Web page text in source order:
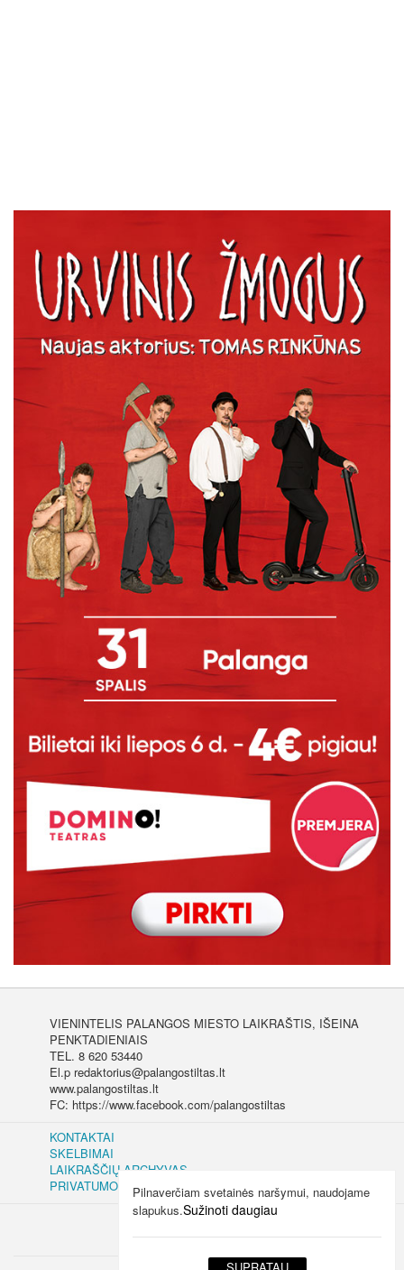
VIENINTELIS PALANGOS MIESTO LAIKRAŠTIS, IŠEINA
PENKTADIENIAIS
TEL. 8 620 53440
El.p redaktorius@palangostiltas.lt
www.palangostiltas.lt
FC: https://www.facebook.com/palangostiltas
KONTAKTAI
SKELBIMAI
LAIKRAŠČIŲ ARCHYVAS
PRIVATUMO IR SLAPUKŲ POLITIKA
Pilnaverčiam svetainės naršymui, naudojame
slapukus.Sužinoti daugiau